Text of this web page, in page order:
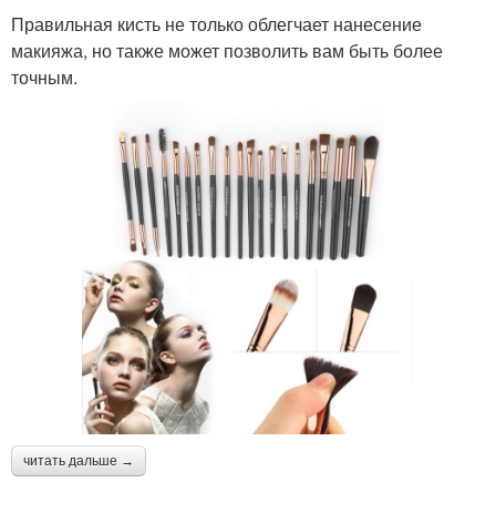
Правильная кисть не только облегчает нанесение
макияжа, но также может позволить вам быть более
точным.
читать дальше →